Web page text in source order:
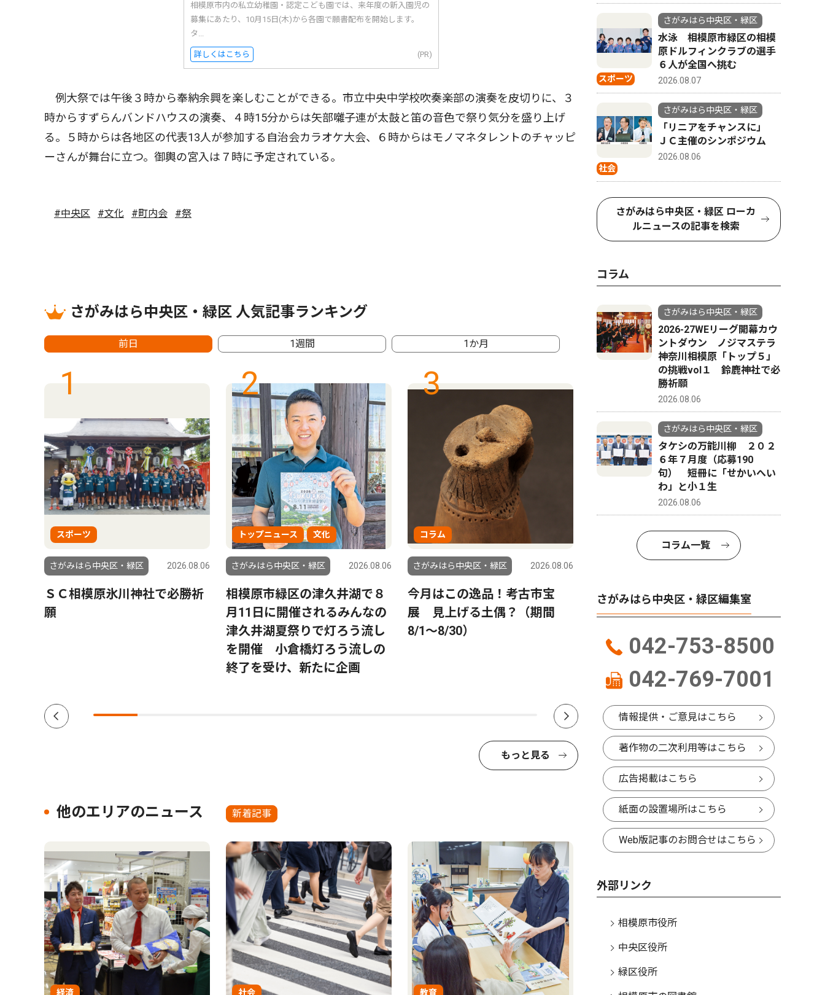
相模原市内の私立幼稚園・認定こども園では、来年度の新入園児の
募集にあたり、10月15日(木)から各園で願書配布を開始します。
タ...
詳しくはこちら (PR)
例大祭では午後３時から奉納余興を楽しむことができる。市立中央中学校吹奏楽部の演奏を皮切りに、３
時からすずらんバンドハウスの演奏、４時15分からは矢部囃子連が太鼓と笛の音色で祭り気分を盛り上げ
る。５時からは各地区の代表13人が参加する自治会カラオケ大会、６時からはモノマネタレントのチャッピ
ーさんが舞台に立つ。御輿の宮入は７時に予定されている。
#中央区 #文化 #町内会 #祭
さがみはら中央区・緑区 人気記事ランキング
前日 1週間 1か月
1
スポーツ
さがみはら中央区・緑区 2026.08.06
ＳＣ相模原氷川神社で必勝祈
願
2
トップニュース 文化
さがみはら中央区・緑区 2026.08.06
相模原市緑区の津久井湖で８
月11日に開催されるみんなの
津久井湖夏祭りで灯ろう流し
を開催 小倉橋灯ろう流しの
終了を受け、新たに企画
3
コラム
さがみはら中央区・緑区 2026.08.06
今月はこの逸品！考古市宝
展 見上げる土偶？（期間
8/1〜8/30）
「地裁相模原に合議制を」
協議会55団体に拡大
もっと見る
他のエリアのニュース 新着記事
経済 社会 教育
スポーツ
さがみはら中央区・緑区
水泳 相模原市緑区の相模
原ドルフィンクラブの選手
６人が全国へ挑む
2026.08.07
社会
さがみはら中央区・緑区
「リニアをチャンスに」
ＪＣ主催のシンポジウム
2026.08.06
さがみはら中央区・緑区 ローカ
ルニュースの記事を検索
コラム
さがみはら中央区・緑区
2026-27WEリーグ開幕カウ
ントダウン ノジマステラ
神奈川相模原「トップ５」
の挑戦vol１ 鈴鹿神社で必
勝祈願
2026.08.06
さがみはら中央区・緑区
タケシの万能川柳 ２０２
６年７月度（応募190
句） 短冊に「せかいへい
わ」と小１生
2026.08.06
コラム一覧
さがみはら中央区・緑区編集室
042-753-8500
042-769-7001
情報提供・ご意見はこちら
著作物の二次利用等はこちら
広告掲載はこちら
紙面の設置場所はこちら
Web版記事のお問合せはこちら
外部リンク
相模原市役所
中央区役所
緑区役所